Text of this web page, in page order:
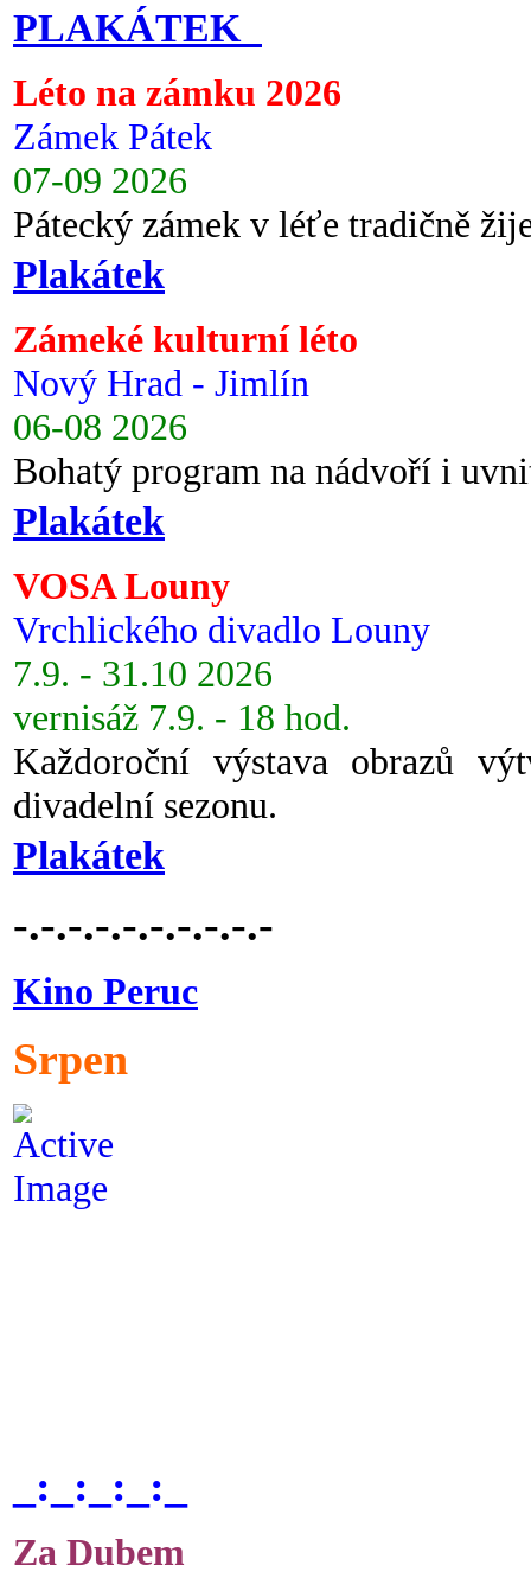
PLAKÁTEK
Léto na zámku 2026
Zámek Pátek
07-09 2026
Pátecký zámek v léťe tradičně
Plakátek
Zámeké kulturní léto
Nový Hrad - Jimlín
06-08 2026
Bohatý program na nádvoří i
Plakátek
VOSA Louny
Vrchlického divadlo Louny
7.9. - 31.10 2026
vernisáž 7.9. - 18 hod.
Každoroční výstava obrazů
divadelní sezonu.
Plakátek
-.-.-.-.-.-.-.-.-.-
Kino Peruc
Srpen
_:_:_:_:_
Za Dubem